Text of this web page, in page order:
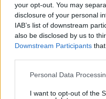
your opt-out. You may
disclosure of your personal
IAB’s list of downstream
also be disclosed by us to
Downstream Participants
Please note that this
not limited to your visit or
Personal Data
I want to opt-out of the
ΦΟΡΤΩΣΗ
ΠΡΟΣΘΗΚΗ